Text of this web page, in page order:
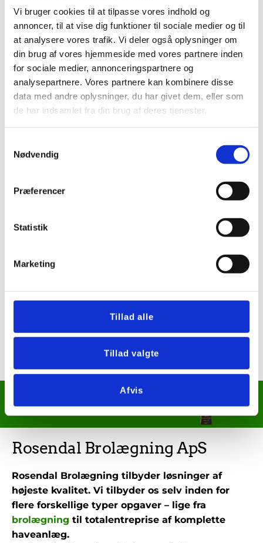
Vi bruger cookies til at tilpasse vores indhold og
annoncer, til at vise dig funktioner til sociale medier og til
at analysere vores trafik. Vi deler også oplysninger om
din brug af vores hjemmeside med vores partnere inden
for sociale medier, annonceringspartnere og
analysepartnere. Vores partnere kan kombinere disse
data med andre oplysninger, du har givet dem, eller som
de har indsamlet fra din brug af deres tjenester.
Nødvendig
Præferencer
Statistik
Marketing
Tillad alle
Tillad valgte
Afvis
Årets håndværker finalist!
Rosendal Brolægning ApS
Rosendal Brolægning tilbyder løsninger af
højeste kvalitet. Vi tilbyder os selv inden for
flere forskellige typer opgaver – lige fra
brolægning til totalentreprise af komplette
haveanlæg.